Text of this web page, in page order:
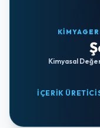
Kimyasal
İÇERIK